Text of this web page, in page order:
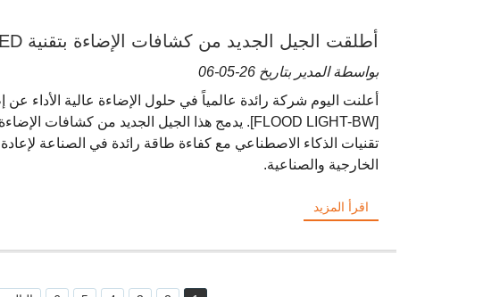
لتحقيق أمان وكفاءة صناعية لا مثيل لهما
بواسطة المدير بتاريخ 26-05-06
أعلنت اليوم شركة رائدة عالمياً في حلول الإضاءة عالية الأداء
تقنيات الذكاء الاصطناعي مع كفاءة طاقة رائدة في الصناعة
الخارجية والصناعية.
اقرأ المزيد